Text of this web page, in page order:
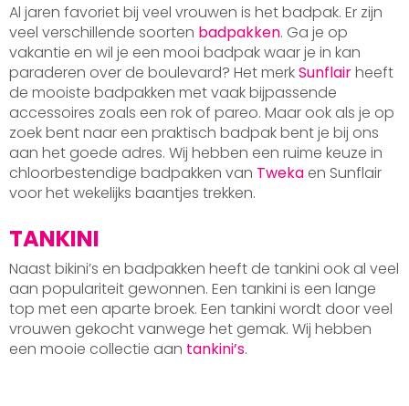
Al jaren favoriet bij veel vrouwen is het badpak. Er zijn
veel verschillende soorten badpakken. Ga je op
vakantie en wil je een mooi badpak waar je in kan
paraderen over de boulevard? Het merkSunflairheeft
de mooiste badpakken met vaak bijpassende
accessoires zoals een rok of pareo. Maar ook als je op
zoek bent naar een praktisch badpak bent je bij ons
aan het goede adres. Wij hebben een ruime keuze in
chloorbestendige badpakken van Tweka en Sunflair
voor het wekelijks baantjes trekken.
TANKINI
Naast bikini’s en badpakken heeft de tankini ook al veel
aan populariteit gewonnen. Een tankini is een lange
top met een aparte broek. Een tankini wordt door veel
vrouwen gekocht vanwege het gemak. Wij hebben
een mooie collectie aan tankini’s.